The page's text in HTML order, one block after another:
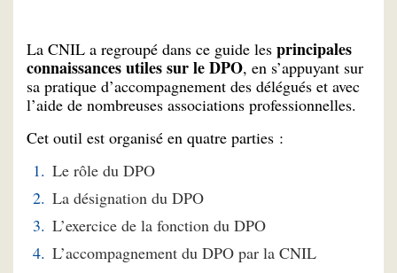
La CNIL a regroupé dans ce guide les principales
connaissances utiles sur le DPO, en s’appuyant sur
sa pratique d’accompagnement des délégués et avec
l’aide de nombreuses associations professionnelles.
Cet outil est organisé en quatre parties :
Le rôle du DPO
La désignation du DPO
L’exercice de la fonction du DPO
L’accompagnement du DPO par la CNIL